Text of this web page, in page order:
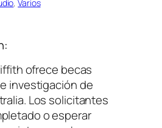
, Varios
ofrece becas
investigación de
Los solicitantes
o esperar